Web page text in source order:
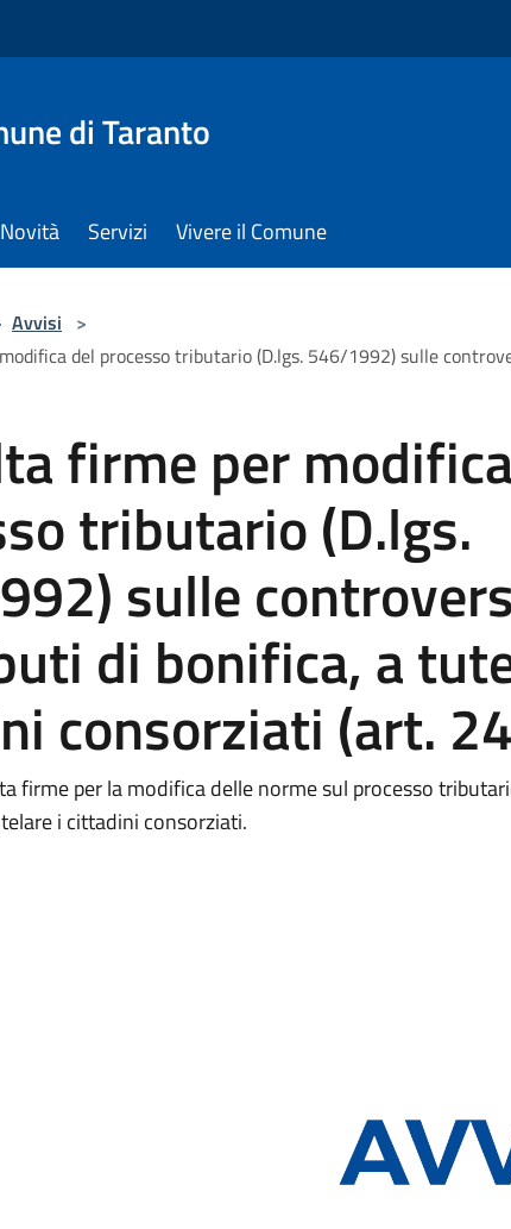
di Taranto
Novità Servizi Vivere il Comune
Avvisi >
del processo tributario (D.lgs. 546/1992) sulle
firme per
tributario (D.lgs.
sulle
di bonifica, a
consorziati (art.
firme per la modifica delle norme sul processo
i cittadini consorziati.